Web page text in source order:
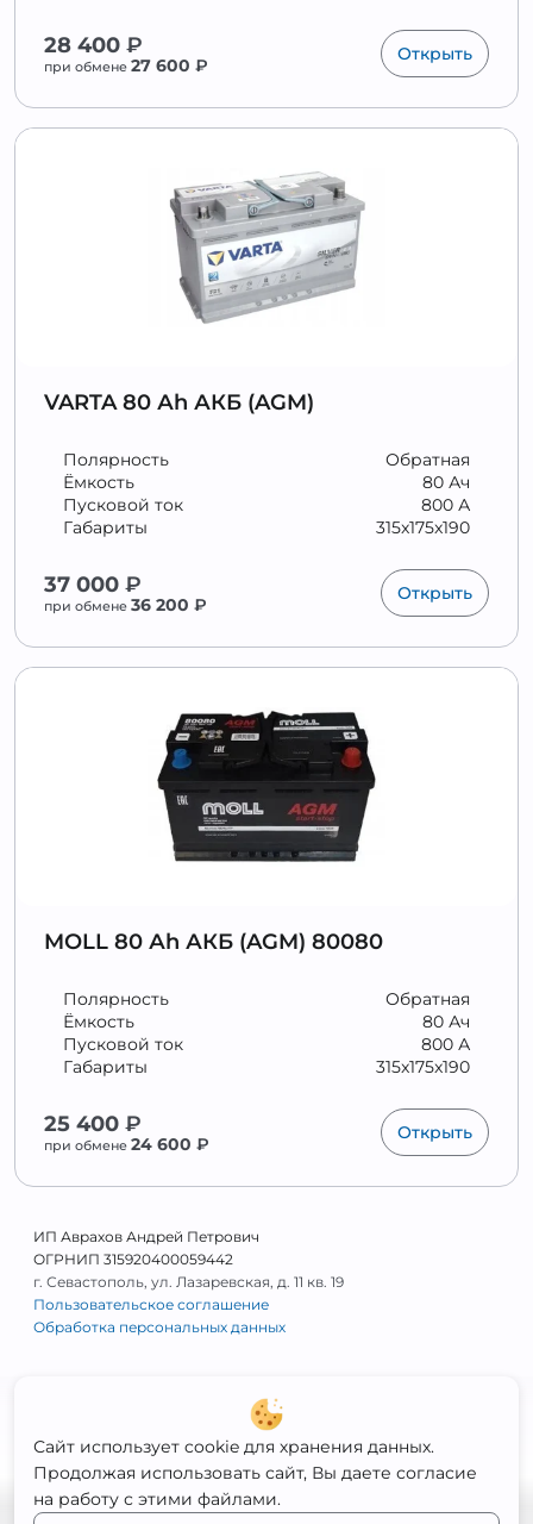
28 400 ₽
при обмене 27 600 ₽
Открыть
VARTA 80 Аh АКБ (AGM)
Обратная
Полярность
80 Ач
Ёмкость
800 А
Пусковой ток
315x175x190
Габариты
37 000 ₽
при обмене 36 200 ₽
Открыть
MOLL 80 Аh АКБ (AGM) 80080
Обратная
Полярность
80 Ач
Ёмкость
800 А
Пусковой ток
315x175x190
Габариты
25 400 ₽
при обмене 24 600 ₽
Открыть
ИП Аврахов Андрей Петрович
ОГРНИП 315920400059442
г. Севастополь, ул. Лазаревская, д. 11 кв. 19
Пользовательское соглашение
Обработка персональных данных
Сайт использует cookie для хранения данных.
Продолжая использовать сайт, Вы даете согласие
на работу с этими файлами.